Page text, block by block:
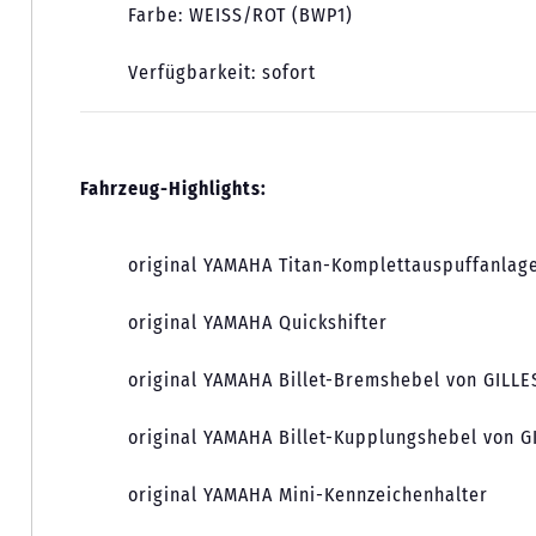
Farbe: WEISS/ROT (BWP1)
Verfügbarkeit: sofort
Fahrzeug-Highlights:
original YAMAHA Titan-Komplettauspuffanlage
original YAMAHA Quickshifter
original YAMAHA Billet-Bremshebel von
original YAMAHA Billet-Kupplungshebel von
original YAMAHA Mini-Kennzeichenhalter